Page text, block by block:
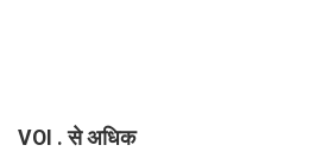
VOI . से अधिक